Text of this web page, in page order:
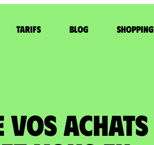
Tarifs Blog Shopping
ACHATS